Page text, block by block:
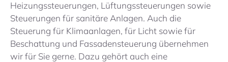
Heizungssteuerungen, Lüftungssteuerungen sowie
Steuerungen für sanitäre Anlagen. Auch die
Steuerung für Klimaanlagen, für Licht sowie für
Beschattung und Fassadensteuerung übernehmen
wir für Sie gerne. Dazu gehört auch eine